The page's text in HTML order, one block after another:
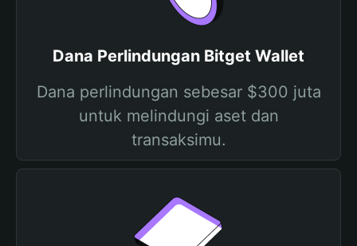
Dana Perlindungan Bitget Wallet
Dana perlindungan sebesar $300 juta
untuk melindungi aset dan
transaksimu.